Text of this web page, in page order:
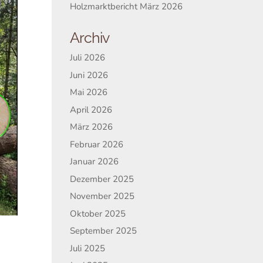
Holzmarktbericht März 2026
Archiv
Juli 2026
Juni 2026
Mai 2026
April 2026
März 2026
Februar 2026
Januar 2026
Dezember 2025
November 2025
Oktober 2025
September 2025
Juli 2025